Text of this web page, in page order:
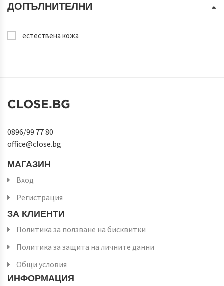
ДОПЪЛНИТЕЛНИ
естествена кожа
CLOSE.BG
0896/99 77 80
office@close.bg
МАГАЗИН
Вход
Регистрация
ЗА КЛИЕНТИ
Политика за ползване на бисквитки
Политика за защита на личните данни
Общи условия
ИНФОРМАЦИЯ